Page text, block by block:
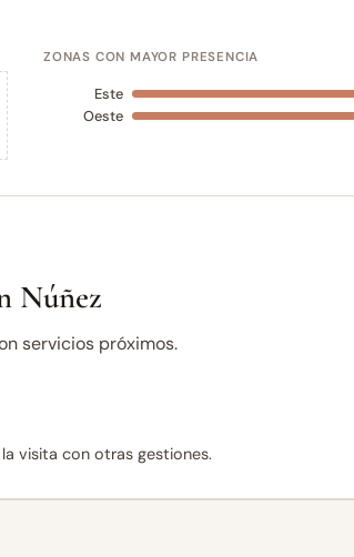
ZONAS CON MAYOR PRESENCIA
Este
Oeste
Núñez
servicios próximos.
visita con otras gestiones.